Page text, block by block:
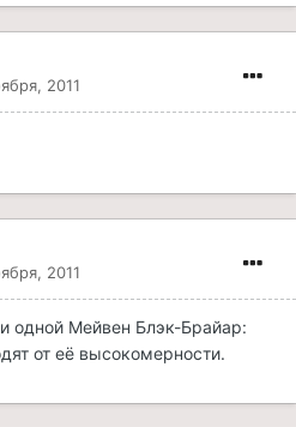
2011
2011
одной Мейвен Блэк-Брайар:
от её высокомерности.